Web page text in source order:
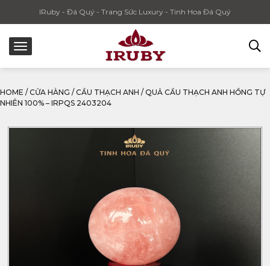
IRuby - Đá Quý - Trang Sức Luxury - Tinh Hoa Đá Quý
HOME / CỬA HÀNG / CẦU THẠCH ANH / QUẢ CẦU THẠCH ANH HỒNG TỰ
NHIÊN 100% – IRPQS 2403204